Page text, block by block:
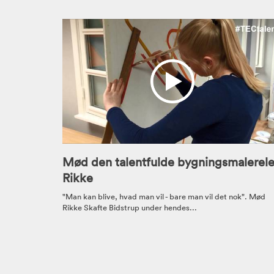
Mød den talentfulde
Rikke
"Man kan blive, hvad man vil - bare man vil det nok". Mød
Rikke Skafte Bidstrup under hendes...